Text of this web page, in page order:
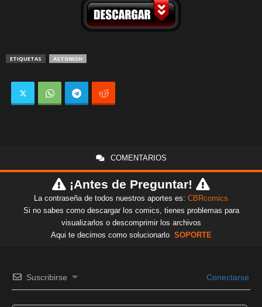
ETIQUETAS ASTONISH
COMENTARIOS
¡Antes de Preguntar!
La contraseña de todos nuestros aportes es: CBRcomics
Si no sabes como descargar los comics, tienes problemas para
visualizarlos o descomprimir los archivos
Aqui te decimos como solucionarlo SOPORTE
Suscribirse Conectarse